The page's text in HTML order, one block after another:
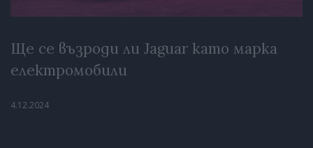
Ще се възроди ли Jaguar като марка
електромобили
4.12.2024